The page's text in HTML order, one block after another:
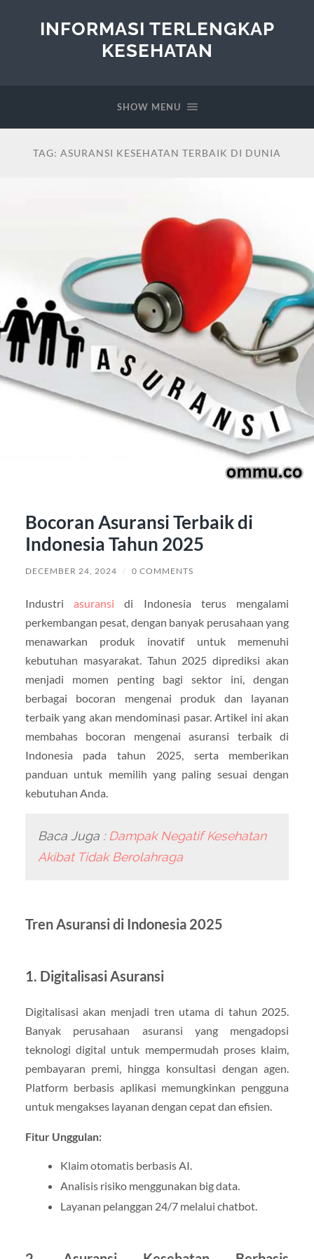
INFORMASI TERLENGKAP
KESEHATAN
SHOW MENU
TAG: ASURANSI KESEHATAN TERBAIK DI DUNIA
Bocoran Asuransi Terbaik di
Indonesia Tahun 2025
DECEMBER 24, 2024 / 0 COMMENTS
Industriasuransi di Indonesia terus mengalami
perkembangan pesat, dengan banyak perusahaan yang
menawarkan produk inovatif untuk memenuhi
kebutuhan masyarakat. Tahun 2025 diprediksi akan
menjadi momen penting bagi sektor ini, dengan
berbagai bocoran mengenai produk dan layanan
terbaik yang akan mendominasi pasar. Artikel ini akan
membahas bocoran mengenai asuransi terbaik di
Indonesia pada tahun 2025, serta memberikan
panduan untuk memilih yang paling sesuai dengan
kebutuhan Anda.
Baca Juga :Dampak Negatif Kesehatan
Akibat Tidak Berolahraga
Tren Asuransi di Indonesia 2025
1. Digitalisasi Asuransi
Digitalisasi akan menjadi tren utama di tahun 2025.
Banyak perusahaan asuransi yang mengadopsi
teknologi digital untuk mempermudah proses klaim,
pembayaran premi, hingga konsultasi dengan agen.
Platform berbasis aplikasi memungkinkan pengguna
untuk mengakses layanan dengan cepat dan efisien.
Fitur Unggulan:
Klaim otomatis berbasis AI.
Analisis risiko menggunakan big data.
Layanan pelanggan 24/7 melalui chatbot.